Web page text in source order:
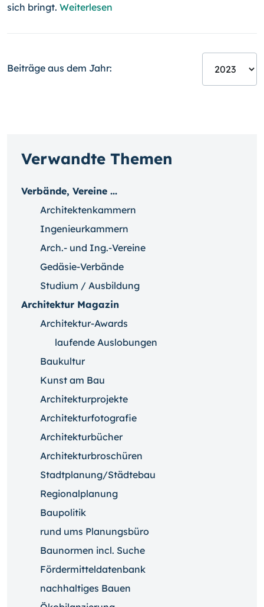
sich bringt. Weiterlesen
Beiträge aus dem Jahr:
Verwandte Themen
Verbände, Vereine ...
Architektenkammern
Ingenieurkammern
Arch.- und Ing.-Vereine
Gedäsie-Verbände
Studium / Ausbildung
Architektur Magazin
Architektur-Awards
laufende Auslobungen
Baukultur
Kunst am Bau
Architekturprojekte
Architekturfotografie
Architekturbücher
Architekturbroschüren
Stadtplanung/Städtebau
Regionalplanung
Baupolitik
rund ums Planungsbüro
Baunormen incl. Suche
Fördermitteldatenbank
nachhaltiges Bauen